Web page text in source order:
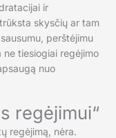
ir
skysčių ar tam
perštėjimu
ne tiesiogiai regėjimo
nuo
regėjimui“
regėjimą, nėra.